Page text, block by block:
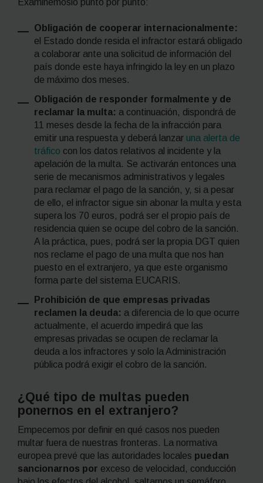
Obligación de cooperar internacionalmente:
el Estado donde resida el infractor estará obligado
a colaborar ante una solicitud de información del
país donde este haya infringido la ley en un plazo
de máximo dos meses.
Obligación de responder formalmente y de
reclamar la multa: a continuación, dispondrá de
11 meses desde la fecha de la infracción para
emitir una respuesta y deberá lanzar una alerta de
tráfico con los datos relativos al incidente y la
apelación de la multa. Se activarán entonces una
serie de mecanismos administrativos y legales
para reclamar el pago de la sanción, y, si a pesar
de ello, el infractor sigue sin abonar la multa y esta
supera los 70 euros, podrá ser el propio país de
residencia quien se ocupe del cobro de la sanción.
A la práctica, pues, podrá ser la propia DGT quien
nos reclame el pago de una multa que nos han
puesto en el extranjero, ya que este organismo
forma parte del sistema EUCARIS.
Prohibición de que empresas privadas
reclamen la deuda: a diferencia de lo que ocurre
actualmente, el acuerdo impedirá que las
empresas privadas se ocupen de reclamar la
deuda a los infractores y solo la Administración
pública podrá exigir el cobro de la sanción.
¿Qué tipo de multas pueden
ponernos en el extranjero?
Empecemos por definir en qué casos nos pueden
multar fuera de nuestras fronteras. La normativa
europea prevé que las autoridades locales puedan
sancionarnos por exceso de velocidad, conducción